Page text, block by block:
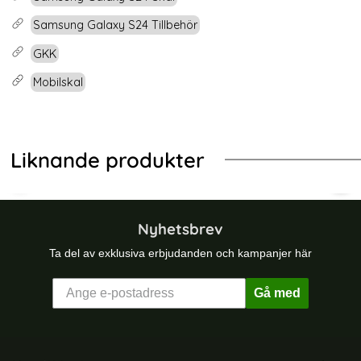
Samsung Galaxy S24 Tillbehör
GKK
Mobilskal
Liknande produkter
Kickstand Svart/Orange
Galaxy A26 5G Skal Magic Shield SvartGKK Samsung Galaxy S26 Ultra
Nyhetsbrev
Ta del av exklusiva erbjudanden och kampanjer här
Gå med